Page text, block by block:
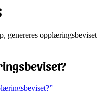
genereres opplæringsbeviset